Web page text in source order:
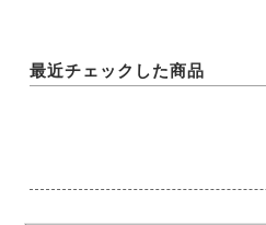
最近チェックした商品